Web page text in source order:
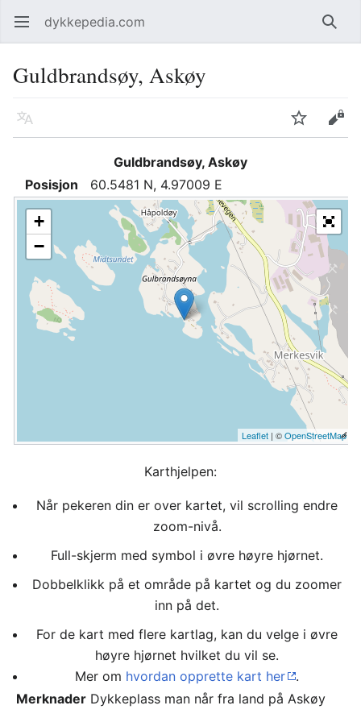
Åpne hovedmenyen dykkepedia.com Søk
Guldbrandsøy, Askøy
Språk Overvåk Rediger
Guldbrandsøy, Askøy
Posisjon
60.5481 N, 4.97009 E
+
−
Leaflet | ©OpenStreetMap
Karthjelpen:
Når pekeren din er over kartet, vil scrolling endre
zoom-nivå.
Full-skjerm med symbol i øvre høyre hjørnet.
Dobbelklikk på et område på kartet og du zoomer
inn på det.
For de kart med flere kartlag, kan du velge i øvre
høyre hjørnet hvilket du vil se.
Mer om hvordan opprette kart her
.
Merknader Dykkeplass man når fra land på Askøy